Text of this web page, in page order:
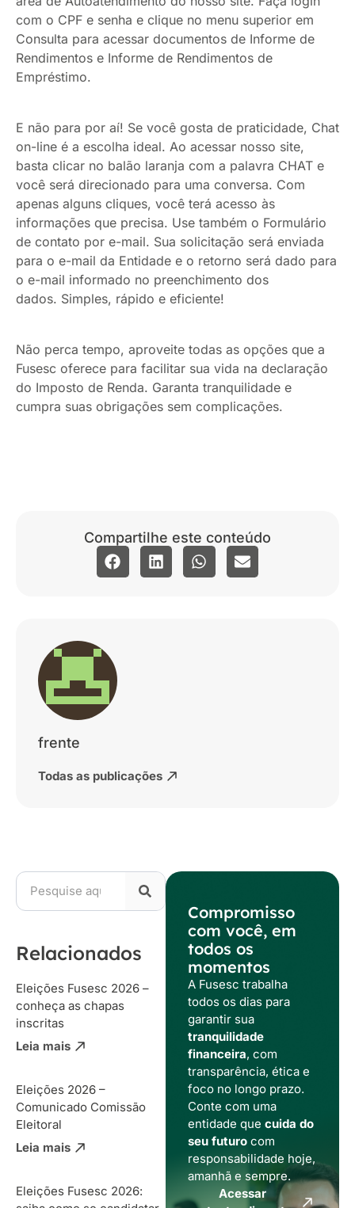
com o CPF e senha e clique no menu superior em
Consulta para acessar documentos de Informe de
Rendimentos e Informe de Rendimentos de
Empréstimo.
E não para por aí! Se você gosta de praticidade, Chat
on-line é a escolha ideal. Ao acessar nosso site,
basta clicar no balão laranja com a palavra CHAT e
você será direcionado para uma conversa. Com
apenas alguns cliques, você terá acesso às
informações que precisa. Use também o Formulário
de contato por e-mail. Sua solicitação será enviada
para o e-mail da Entidade e o retorno será dado para
o e-mail informado no preenchimento dos
dados. Simples, rápido e eficiente!
Não perca tempo, aproveite todas as opções que a
Fusesc oferece para facilitar sua vida na declaração
do Imposto de Renda. Garanta tranquilidade e
cumpra suas obrigações sem complicações.
Compartilhe este conteúdo
frente
Todas as publicações
Relacionados
Eleições Fusesc 2026 –
conheça as chapas
inscritas
Leia mais
Eleições 2026 –
Comunicado Comissão
Eleitoral
Leia mais
Eleições Fusesc 2026:
Compromisso
com você, em
todos os
momentos
A Fusesc trabalha
todos os dias para
garantir sua
tranquilidade
financeira, com
transparência, ética e
foco no longo prazo.
Conte com uma
entidade que cuida do
seu futurocom
responsabilidade hoje,
amanhã e sempre.
Acessar